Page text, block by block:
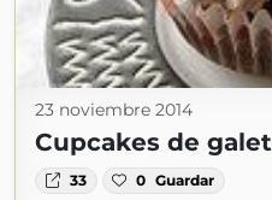
23 noviembre 2014
Cupcakes de
33 0 Guardar